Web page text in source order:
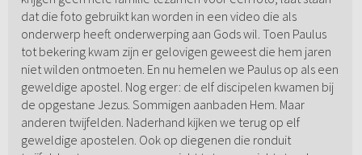
dat die foto gebruikt kan worden in een video die als
onderwerp heeft onderwerping aan Gods wil. Toen Paulus
tot bekering kwam zijn er gelovigen geweest die hem jaren
niet wilden ontmoeten. En nu hemelen we Paulus op als een
geweldige apostel. Nog erger: de elf discipelen kwamen bij
de opgestane Jezus. Sommigen aanbaden Hem. Maar
anderen twijfelden. Naderhand kijken we terug op elf
geweldige apostelen. Ook op diegenen die ronduit